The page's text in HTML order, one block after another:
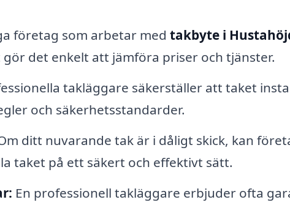
företag som arbetar med takbyte i
det enkelt att jämföra priser och tjänster.
takläggare säkerställer att taket
och säkerhetsstandarder.
ditt nuvarande tak är i dåligt skick, kan
taket på ett säkert och effektivt sätt.
En professionell takläggare erbjuder ofta